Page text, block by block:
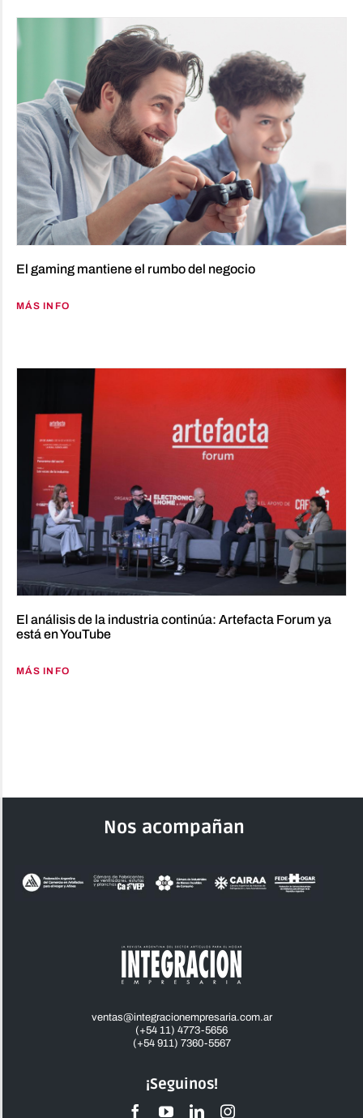
El gaming mantiene el rumbo del negocio
MÁS INFO
El análisis de la industria continúa: Artefacta Forum ya
está en YouTube
MÁS INFO
Nos acompañan
¡Seguinos!
ventas@integracionempresaria.com.ar
(+54 11) 4773-5656
(+54 911) 7360-5567